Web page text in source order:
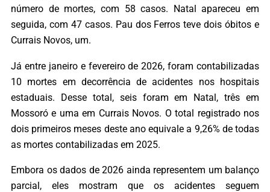
número de mortes, com 58 casos. Natal apareceu em
seguida, com 47 casos. Pau dos Ferros teve dois óbitos e
Currais Novos, um.
Já entre janeiro e fevereiro de 2026, foram contabilizadas
10 mortes em decorrência de acidentes nos hospitais
estaduais. Desse total, seis foram em Natal, três em
Mossoró e uma em Currais Novos. O total registrado nos
dois primeiros meses deste ano equivale a 9,26% de todas
as mortes contabilizadas em 2025.
Embora os dados de 2026 ainda representem um balanço
parcial, eles mostram que os acidentes seguem